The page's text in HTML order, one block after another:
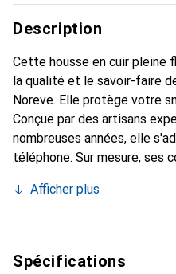
Description
Cette housse en cuir pleine
la qualité et le savoir-faire
Noreve. Elle protège votre
Conçue par des artisans
nombreuses années, elle
téléphone. Sur mesure, ses
et indispensable pour votre
marque Noreve est un choix
exigeante.
Afficher plus
Spécifications